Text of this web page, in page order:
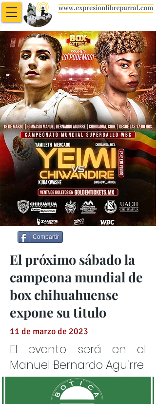
Compartir
El próximo sábado la
campeona mundial de
box chihuahuense
expone su titulo
11 de marzo de 2023
El evento será en el
Manuel Bernardo Aguirre